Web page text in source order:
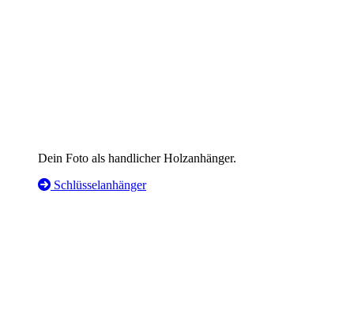
Dein Foto als handlicher Holzanhänger.
Schlüsselanhänger